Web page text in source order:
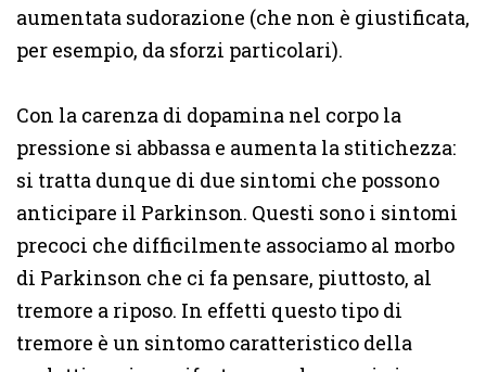
aumentata sudorazione (che non è giustificata,
per esempio, da sforzi particolari).
Con la carenza di dopamina nel corpo la
pressione si abbassa e aumenta la stitichezza:
si tratta dunque di due sintomi che possono
anticipare il Parkinson. Questi sono i sintomi
precoci che difficilmente associamo al morbo
di Parkinson che ci fa pensare, piuttosto, al
tremore a riposo. In effetti questo tipo di
tremore è un sintomo caratteristico della